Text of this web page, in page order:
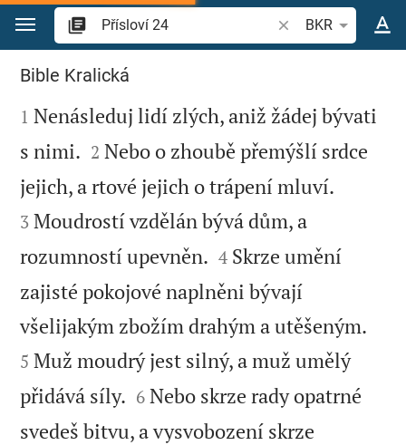
Přejít na obsah
Vyhledat biblický
BKR
Přísloví 24
Bible Kralická

1 Nenásleduj lidí zlých, aniž žádej bývati
s nimi. 

2 Nebo o zhoubě přemýšlí srdce
jejich, a rtové jejich o trápení mluví.
3 Moudrostí vzdělán bývá dům, a
rozumností upevněn. 

4 Skrze umění
zajisté pokojové naplněni bývají
všelijakým zbožím drahým a utěšeným.
5 Muž moudrý jest silný, a muž umělý
přidává síly. 

6 Nebo skrze rady opatrné
svedeš bitvu, a vysvobození skrze